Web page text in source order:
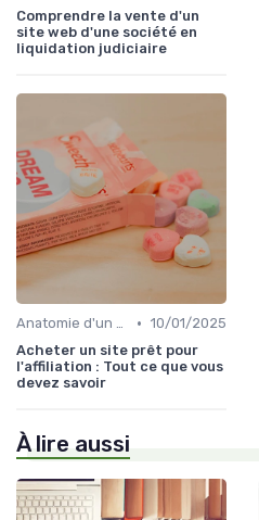
Comprendre la vente d'un
site web d'une société en
liquidation judiciaire
Anatomie d'un bon média à reprendre • 10/01/2025
Acheter un site prêt pour
l'affiliation : Tout ce que vous
devez savoir
À lire aussi